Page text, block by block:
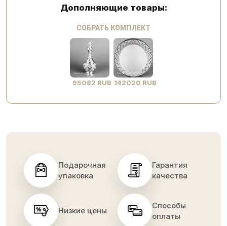
Дополняющие товары:
СОБРАТЬ КОМПЛЕКТ
95082 RUB 142020 RUB
Подарочная
упаковка
Гарантия
качества
Низкие цены
Способы
оплаты